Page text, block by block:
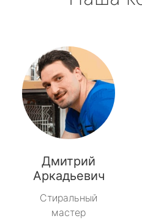
Дмитрий
Аркадьевич
Стиральный
мастер